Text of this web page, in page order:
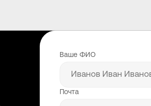
Ваше ФИО
Почта